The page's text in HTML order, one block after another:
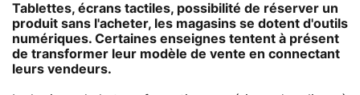
Tablettes, écrans tactiles, possibilité de réserver un
produit sans l'acheter, les magasins se dotent d'outils
numériques. Certaines enseignes tentent à présent
de transformer leur modèle de vente en connectant
leurs vendeurs.